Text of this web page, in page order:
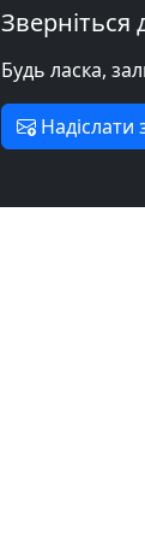
Зверніться
Будь ласка,
Надіслати